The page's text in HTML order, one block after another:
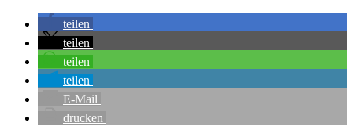
tei­len
tei­len
tei­len
tei­len
E‑Mail
dru­cken